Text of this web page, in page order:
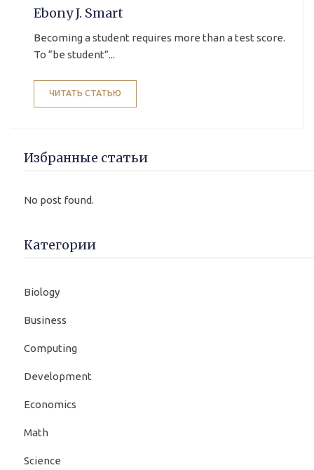
Ebony J. Smart
Becoming a student requires more than a test score.
To “be student”...
ЧИТАТЬ СТАТЬЮ
Избранные статьи
No post found.
Категории
Biology
Business
Computing
Development
Economics
Math
Science